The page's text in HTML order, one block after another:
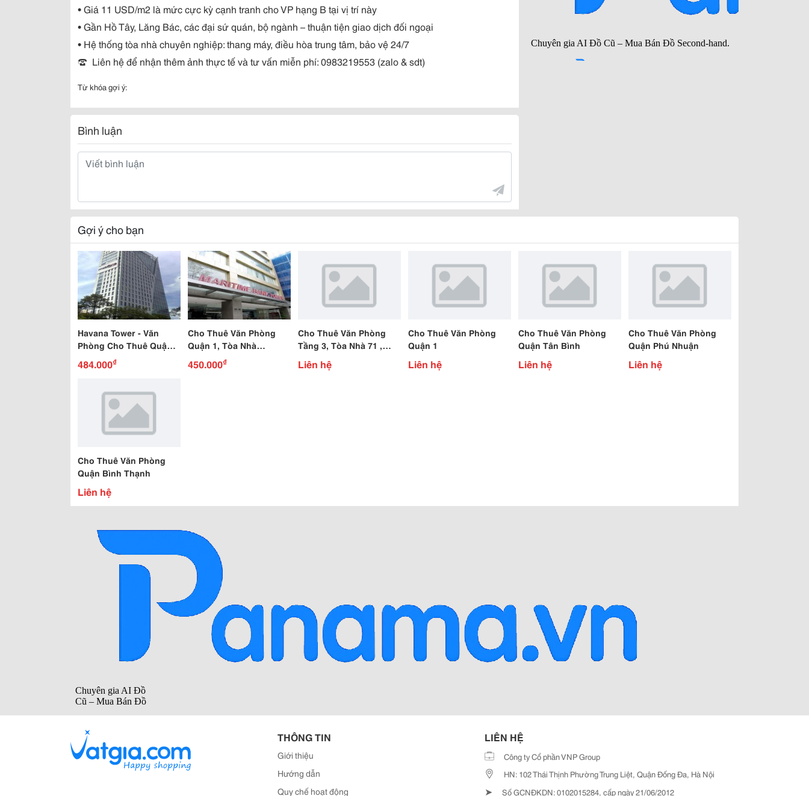
• Giá 11 USD/m2 là mức cực kỳ cạnh tranh cho VP hạng B tại vị trí này
• Gần Hồ Tây, Lăng Bác, các đại sứ quán, bộ ngành – thuận tiện giao dịch đối ngoại
• Hệ thống tòa nhà chuyên nghiệp: thang máy, điều hòa trung tâm, bảo vệ 24/7
☎ Liên hệ để nhận thêm ảnh thực tế và tư vấn miễn phí: 0983219553 (zalo & sdt)
Từ khóa gợi ý:
Bình luận
Gợi ý cho bạn
Havana Tower - Văn
Phòng Cho Thuê Quận
1Văn Phòng Cho Thuê
Quận 1 Tại Tòa Nhà Ca
484.000₫
Cho Thuê Văn Phòng
Quận 1, Tòa Nhà
Maritime Bank Tower,
Cao Ốc Hạng B
450.000₫
Cho Thuê Văn Phòng
Tầng 3, Tòa Nhà 71 ,
Nguyễn Chí Thanh, Hà
Nội
Liên hệ
Cho Thuê Văn Phòng
Quận 1
Liên hệ
Cho Thuê Văn Phòng
Quận Tân Bình
Liên hệ
Cho Thuê Văn Phòng
Quận Phú Nhuận
Liên hệ
Cho Thuê Văn Phòng
Quận Bình Thạnh
Liên hệ
THÔNG TIN
Giới thiệu
Hướng dẫn
Quy chế hoạt động
LIÊN HỆ
Công ty Cổ phần VNP Group
HN: 102 Thái Thịnh Phường Trung Liệt, Quận Đống Đa, Hà Nội
➤ Số GCNĐKDN: 0102015284, cấp ngày 21/06/2012